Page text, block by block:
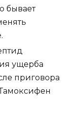
бывает
ущерба
приговора